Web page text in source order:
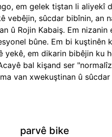
em gelek tiştan li aliyekî
vebêjin, sûcdar bibînin, an
û Rojin Kabaiş. Em
bûne. Em bi kuştinên
em dikarin bibêjin ku
bal kişand ser
van xwekuştinan û
parvê bike